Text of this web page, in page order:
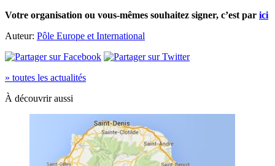
Votre organisation ou vous-mêmes souhaitez signer, c’est par ici
Auteur: Pôle Europe et International
» toutes les actualités
À découvrir aussi